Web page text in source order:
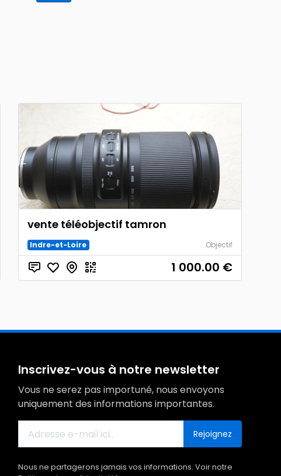
vente téléobjectif tamron
Indre-et-Loire Objectif
1 000.00 €
Inscrivez-vous à notre newsletter
Vous ne serez pas importuné, nous envoyons
uniquement des informations importantes.
Rejoignez
Nous ne partagerons jamais vos informations. Voir notre